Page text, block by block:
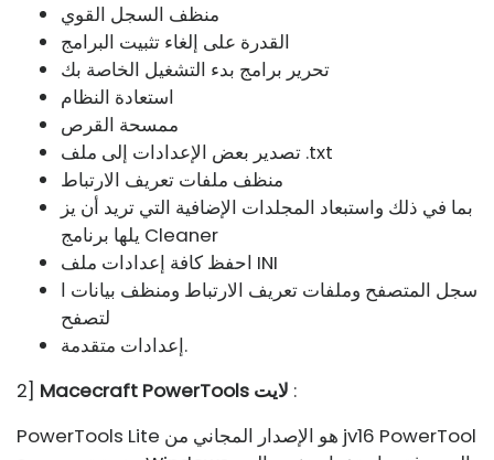
منظف ​​السجل القوي
القدرة على إلغاء تثبيت البرامج
تحرير برامج بدء التشغيل الخاصة بك
استعادة النظام
ممسحة القرص
تصدير بعض الإعدادات إلى ملف .txt
منظف ​​ملفات تعريف الارتباط
بما في ذلك واستبعاد المجلدات الإضافية التي تريد أن يز
يلها برنامج Cleaner
احفظ كافة إعدادات ملف INI
سجل المتصفح وملفات تعريف الارتباط ومنظف بيانات ا
لتصفح
إعدادات متقدمة.
2]
Macecraft PowerTools لايت :
PowerTools Lite هو الإصدار المجاني من jv16 PowerTool